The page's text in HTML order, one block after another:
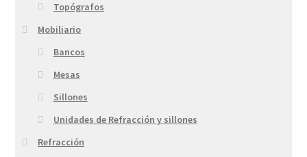
Topógrafos
Mobiliario
Bancos
Mesas
Sillones
Unidades de Refracción y sillones
Refracción